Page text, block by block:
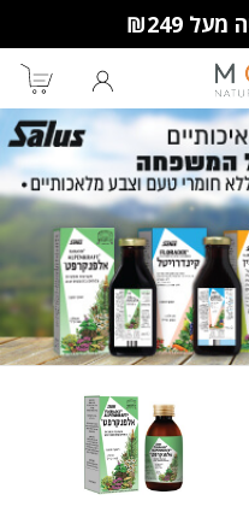
₪249
נהנים יותר!
בקניות